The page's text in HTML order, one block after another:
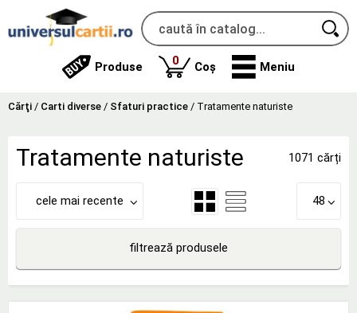
Produse 0produse
Coș Meniu
Cărţi / Carti diverse / Sfaturi practice / Tratamente naturiste
Tratamente naturiste 1071 cărți
cele mai recente 48
filtrează produsele